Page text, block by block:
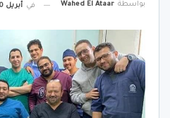
بواسطة Wahed El Ataar في أبريل 30, 2023